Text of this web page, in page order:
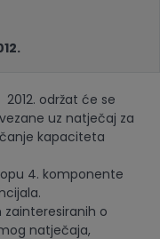
2012. održat će se
uz natječaj za
kapaciteta
4. komponente
o
natječaja,